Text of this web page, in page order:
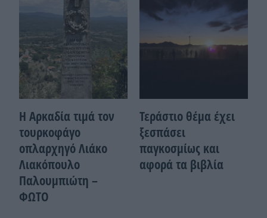
Η Αρκαδία τιμά τον
τουρκοφάγο
οπλαρχηγό Λιάκο
Λιακόπουλο
Παλουμπιώτη –
ΦΩΤΟ
Τεράστιο θέμα έχει
ξεσπάσει
παγκοσμίως και
αφορά τα βιβλία